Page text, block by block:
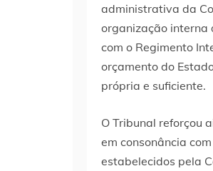
administrativa da
organização interna
com o Regimento
orçamento do
própria e suficiente.
O Tribunal reforçou
em consonância
estabelecidos pela